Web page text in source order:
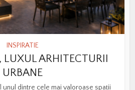
INSPIRATIE
LUXUL ARHITECTURII
URBANE
unul dintre cele mai valoroase spații